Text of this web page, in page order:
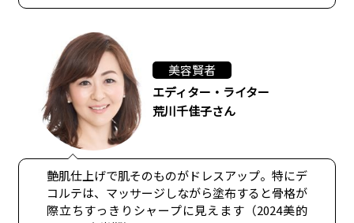
美容賢者
エディター・ライター
荒川千佳子さん
艶肌仕上げで肌そのものがドレスアップ。特にデ
コルテは、マッサージしながら塗布すると骨格が
際立ちすっきりシャープに見えます（2024美的